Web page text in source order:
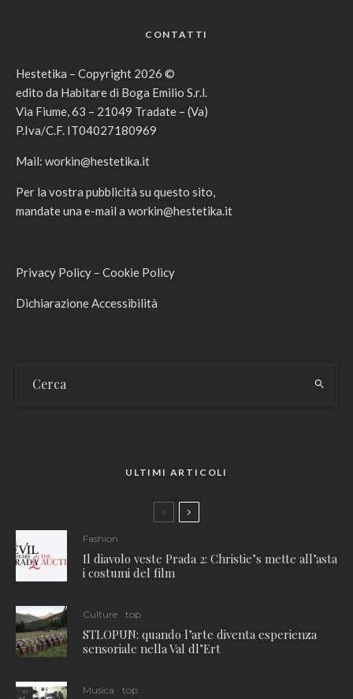
CONTATTI
Hestetika – Copyright 2026 ©
edito da Habitare di Boga Emilio S.r.l.
Via Fiume, 63 – 21049 Tradate – (Va)
P.Iva/C.F. IT04027180969
Mail: workin@hestetika.it
Per la vostra pubblicità su questo sito,
mandate una e-mail a workin@hestetika.it
Privacy Policy – Cookie Policy
Dichiarazione Accessibilità
ULTIMI ARTICOLI
Fashion
Il diavolo veste Prada 2: Christie’s mette all’asta
i costumi del film
Culture top
STLOPUN: quando l’arte diventa esperienza
sensoriale nella Val dl’Ert
Musica top